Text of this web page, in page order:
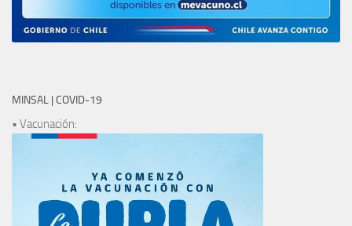
MINSAL | COVID-19
• Vacunación: